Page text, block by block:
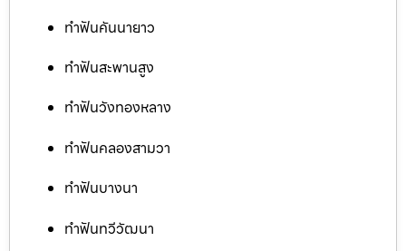
ทำฟันคันนายาว
ทำฟันสะพานสูง
ทำฟันวังทองหลาง
ทำฟันคลองสามวา
ทำฟันบางนา
ทำฟันทวีวัฒนา